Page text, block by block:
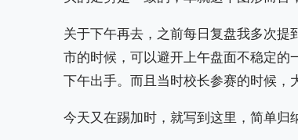
关于下午再去，之前每日复盘我多次
市的时候，可以避开上午盘面不稳定的
下午出手。而且当时校长参赛的时候，
今天又在踢加时，就写到这里，简单归